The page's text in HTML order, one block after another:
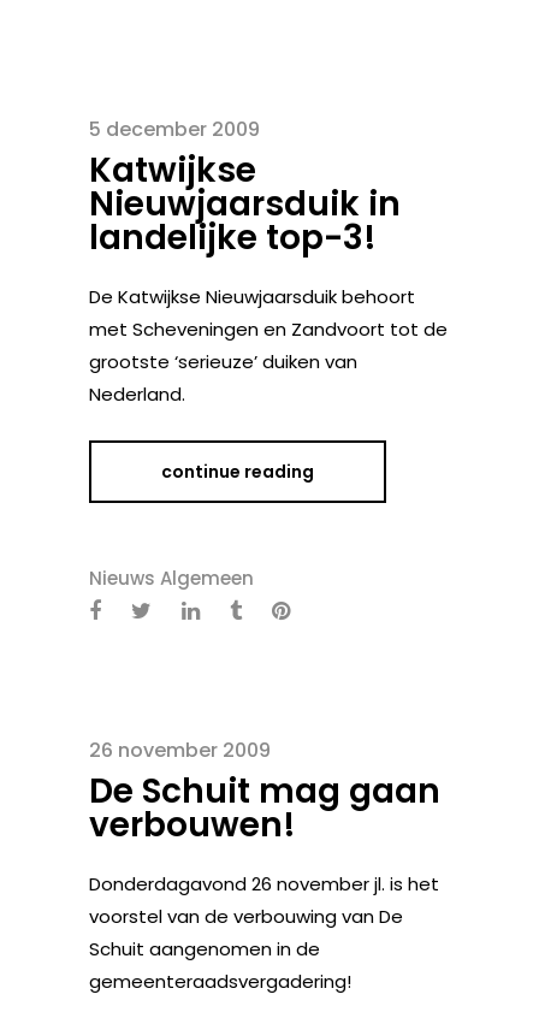
5 december 2009
Katwijkse
Nieuwjaarsduik in
landelijke top-3!
De Katwijkse Nieuwjaarsduik behoort
met Scheveningen en Zandvoort tot de
grootste ‘serieuze’ duiken van
Nederland.
continue reading
Nieuws Algemeen
26 november 2009
De Schuit mag gaan
verbouwen!
Donderdagavond 26 november jl. is het
voorstel van de verbouwing van De
Schuit aangenomen in de
gemeenteraadsvergadering!